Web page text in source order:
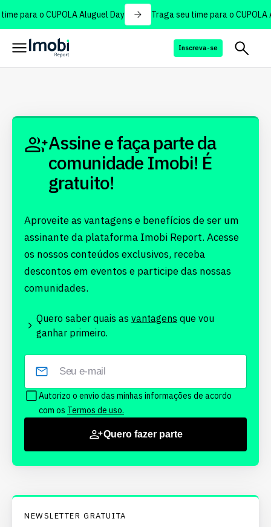
para o CUPOLA Aluguel Day Traga seu time para o CUPOLA
Inscreva-se
Assine e faça parte da
comunidade Imobi! É
gratuito!
Aproveite as vantagens e benefícios de ser um
assinante da plataforma Imobi Report. Acesse
os nossos conteúdos exclusivos, receba
descontos em eventos e participe das nossas
comunidades.
Quero saber quais as vantagens que vou
ganhar primeiro.
Autorizo o envio das minhas informações de acordo
com os Termos de uso.
Quero fazer parte
NEWSLETTER GRATUITA